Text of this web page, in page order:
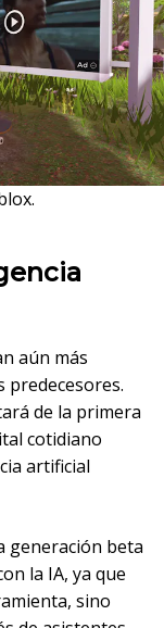
aún más
predecesores.
de la primera
cotidiano
artificial
generación beta
la IA, ya que
sino